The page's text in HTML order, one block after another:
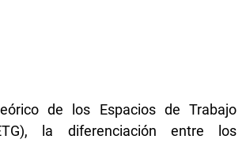
de los Espacios de Trabajo
la diferenciación entre los